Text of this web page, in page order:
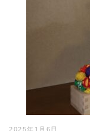
2025年1月6日